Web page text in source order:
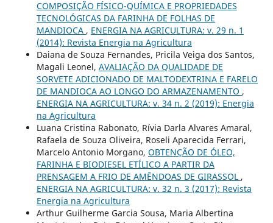
COMPOSIÇÃO FÍSICO-QUÍMICA E PROPRIEDADES
TECNOLÓGICAS DA FARINHA DE FOLHAS DE
MANDIOCA , ENERGIA NA AGRICULTURA: v. 29 n. 1
(2014): Revista Energia na Agricultura
Daiana de Souza Fernandes, Pricila Veiga dos Santos,
Magali Leonel, AVALIAÇÃO DA QUALIDADE DE
SORVETE ADICIONADO DE MALTODEXTRINA E FARELO
DE MANDIOCA AO LONGO DO ARMAZENAMENTO ,
ENERGIA NA AGRICULTURA: v. 34 n. 2 (2019): Energia
na Agricultura
Luana Cristina Rabonato, Rívia Darla Alvares Amaral,
Rafaela de Souza Oliveira, Roseli Aparecida Ferrari,
Marcelo Antonio Morgano, OBTENÇÃO DE ÓLEO,
FARINHA E BIODIESEL ETÍLICO A PARTIR DA
PRENSAGEM A FRIO DE AMÊNDOAS DE GIRASSOL ,
ENERGIA NA AGRICULTURA: v. 32 n. 3 (2017): Revista
Energia na Agricultura
Arthur Guilherme Garcia Sousa, Maria Albertina